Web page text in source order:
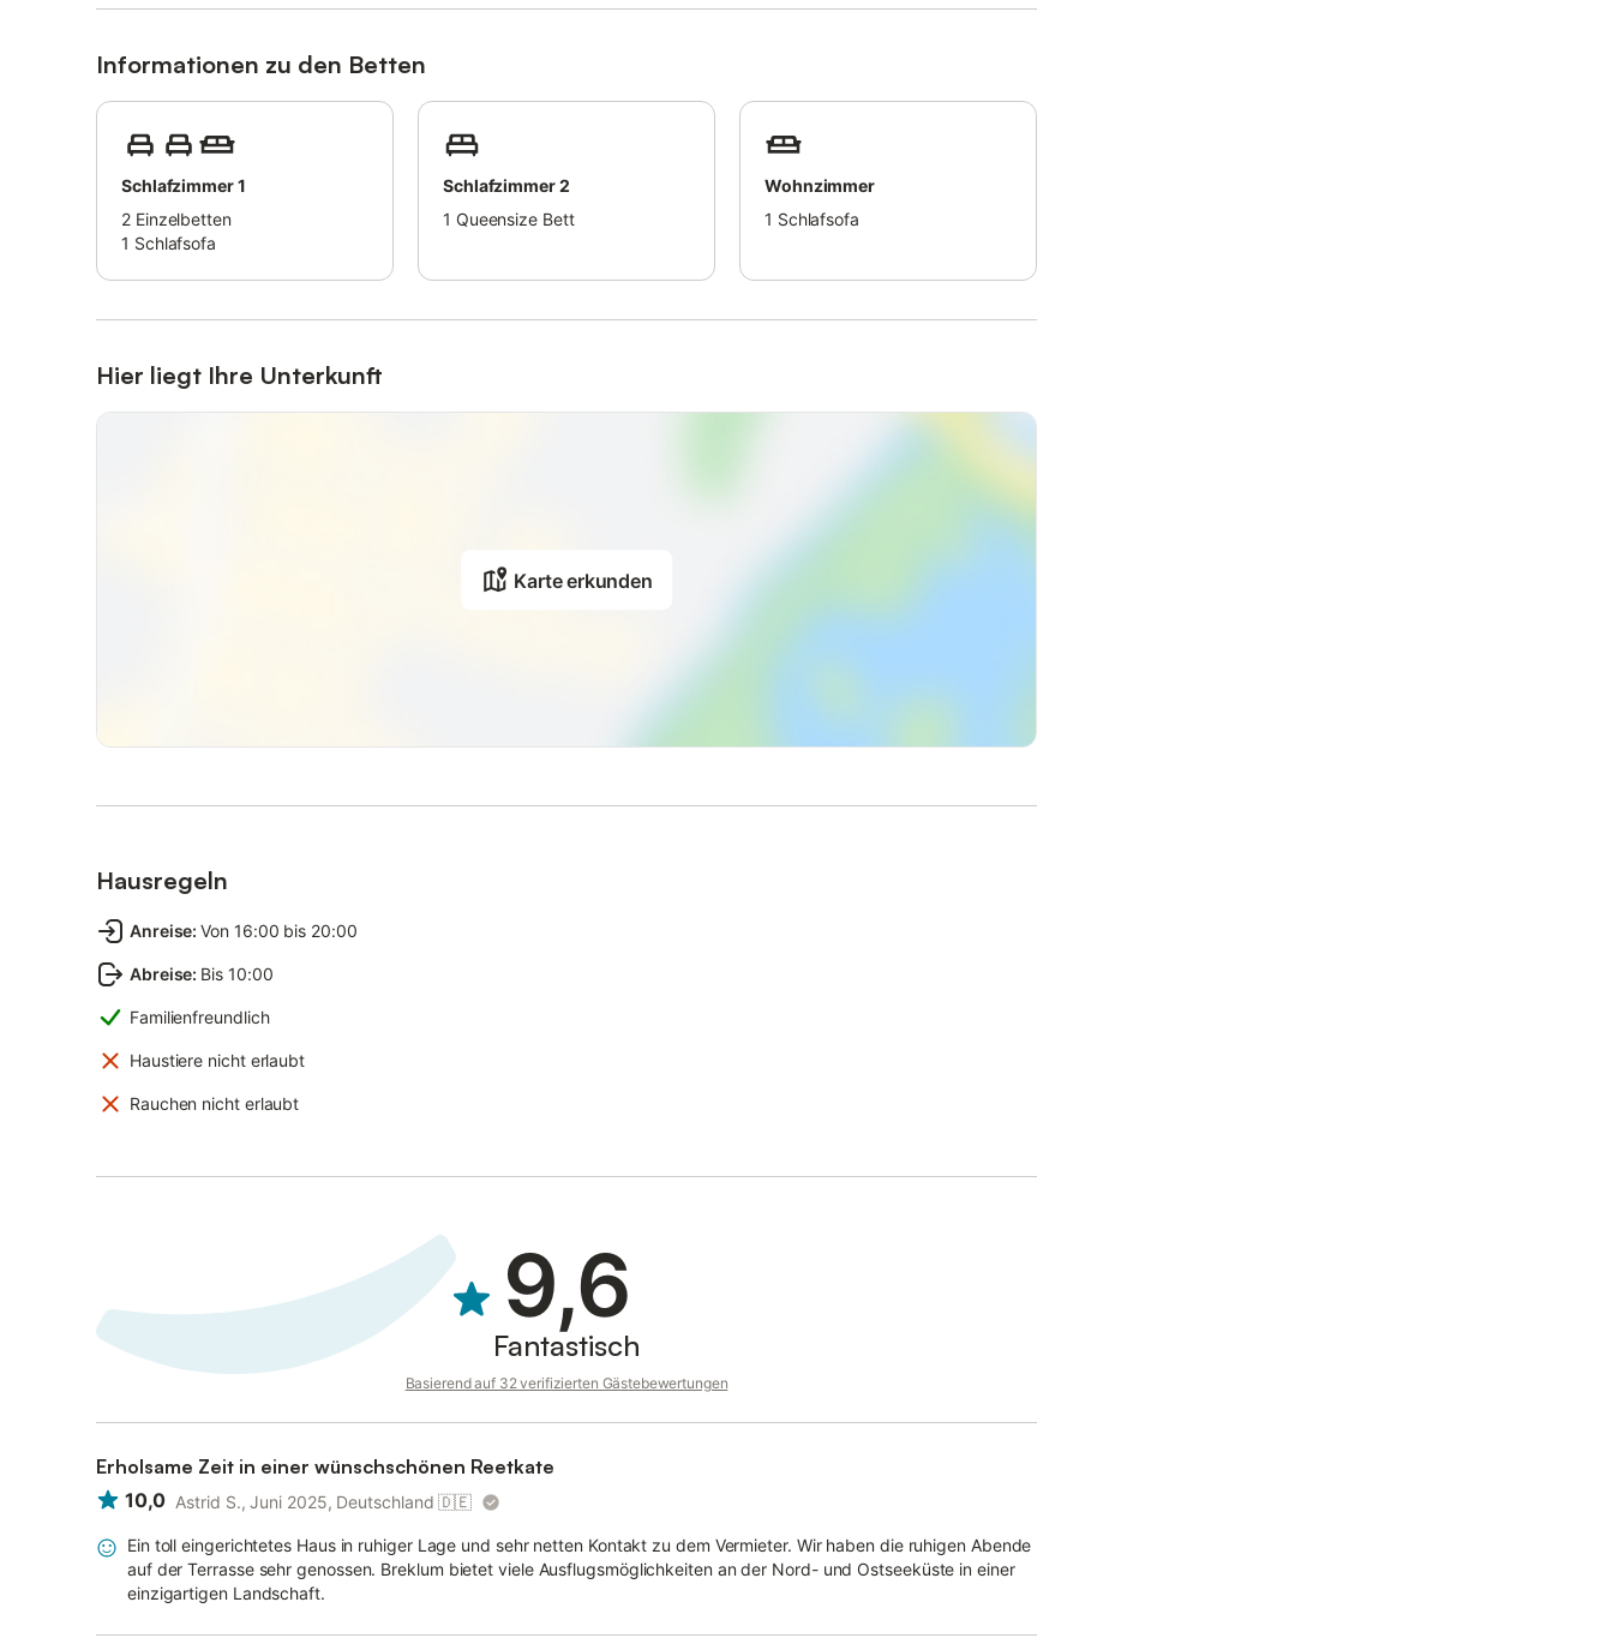
das Erdgeschoss genutzt, ab drei Personen das gesamte Haus.
Die Küste ist 10 km entfernt, mit guter Anbindung zu den Inseln Sylt, Föhr, Amrum und Hooge.
Informationen zu den Betten
Schlafzimmer 1
2 Einzelbetten
1 Schlafsofa
Schlafzimmer 2
1 Queensize Bett
Wohnzimmer
1 Schlafsofa
Hier liegt Ihre Unterkunft
Karte erkunden
Hausregeln
Anreise: Von 16:00 bis 20:00
Abreise: Bis 10:00
Familienfreundlich
Haustiere nicht erlaubt
Rauchen nicht erlaubt
9,6
Fantastisch
Basierend auf 32 verifizierten Gästebewertungen
Erholsame Zeit in einer wünschschönen Reetkate
10,0 Astrid S., Juni 2025, Deutschland 🇩🇪
Ein toll eingerichtetes Haus in ruhiger Lage und sehr netten Kontakt zu dem Vermieter. Wir haben die ruhigen Abende
auf der Terrasse sehr genossen. Breklum bietet viele Ausflugsmöglichkeiten an der Nord- und Ostseeküste in einer
einzigartigen Landschaft.